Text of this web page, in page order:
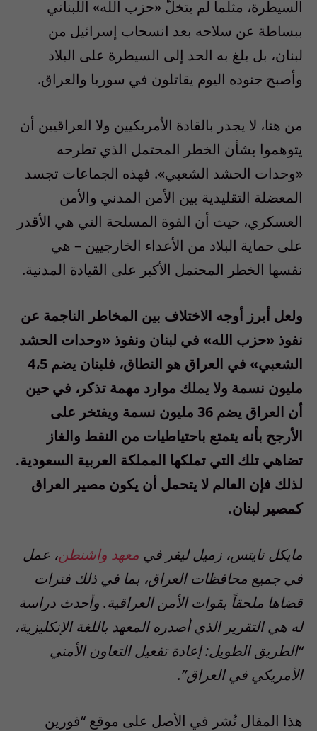
السيطرة، مثلما لم يتخلَّ «حزب الله» اللبناني
ببساطة عن سلاحه بعد انسحاب إسرائيل من
لبنان، بل بلغ به الحد إلى السيطرة على البلاد
وأصبح جنوده اليوم يقاتلون في سوريا والعراق.
من هنا، لا يجدر بالقادة الأمريكيين ولا العراقيين أن
يتوهموا بشأن الخطر المحتمل الذي تطرحه
«وحدات الحشد الشعبي». فهذه الجماعات تجسد
المعضلة التقليدية بين الأمن المدني والأمن
العسكري، حيث أن القوة المسلحة التي هي الأقدر
على حماية البلاد من الأعداء الخارجيين – هي
نفسها الخطر المحتمل الأكبر على القيادة المدنية.
ولعل أبرز أوجه الاختلاف بين المخاطر الناجمة عن
نفوذ «حزب الله» في لبنان ونفوذ «وحدات الحشد
الشعبي» في العراق هو النطاق، فلبنان يضم 4،5
مليون نسمة ولا يملك موارد مهمة تذكر، في حين
أن العراق يضم 36 مليون نسمة ويفتخر على
الأرجح بأنه يتمتع باحتياطيات من النفط والغاز
تضاهي تلك التي تملكها المملكة العربية السعودية.
لذلك فإن العالم لا يتحمل أن يكون مصير العراق
كمصير لبنان.
مايكل نايتس، زميل ليفر في معهد واشنطن، عمل
في جميع محافظات العراق، بما في ذلك فترات
قضاها ملحقاً بقوات الأمن العراقية. وأحدث دراسة
له هي التقرير الذي أصدره المعهد باللغة الإنكليزية،
“الطريق الطويل: إعادة تفعيل التعاون الأمني ​​
الأمريكي في العراق”.
هذا المقال نُشر في الأصل على موقع “فورين